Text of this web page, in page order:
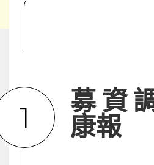
1
募資
康報